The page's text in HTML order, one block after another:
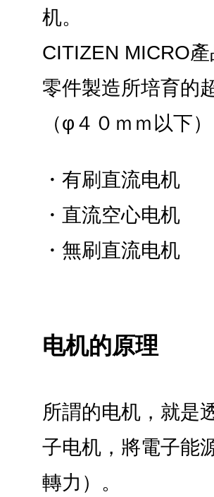
机。
CITIZEN MICRO
零件製造所培育的
（φ４０ｍｍ以下）
・有刷直流电机
・直流空心电机
・無刷直流电机
电机的原理
所謂的电机，就是
子电机，將電子能
轉力）。